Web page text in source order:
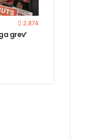
2.874
grev’